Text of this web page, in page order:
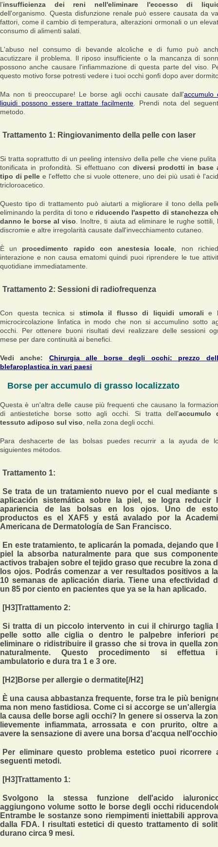
l'insufficienza dei reni nell'eliminare l'eccesso di
dell'organismo. Questa disfunzione renale può essere causata da
fattori, come il cambio di temperatura, alterazioni ormonali o un
consumo di alimenti salati.
L'abuso nel consumo di bevande alcoliche e di fumo può
acutizzare il problema. Il riposo insufficiente o la mancanza di
possono anche causare l'infiammazione di questa parte del viso.
questo motivo forse potresti vedere i tuoi occhi gonfi dopo aver
Ma non ti preoccupare! Le borse agli occhi causate dall'accumulo
liquidi possono essere trattate facilmente . Prendi nota del
metodo.
Trattamento 1: Ringiovanimento della pelle con laser
Si tratta soprattutto di un peeling intensivo della pelle che viene pulita
tonificata in profondità. Si effettuano con diversi prodotti in base
tipo di pelle e l'effetto che si vuole ottenere, uno dei più usati è
tricloroacetico.
Questo tipo di trattamento può aiutarti a migliorare il tono della
eliminando la perdita di tono e riducendo l'aspetto di stanchezza
danno le borse al viso . Inoltre, ti aiuta ad eliminare le rughe sottili,
discromie e altre irregolarità causate dall'invecchiamento cutaneo.
È un procedimento rapido con anestesia locale , non
interazione e non causa ematomi quindi puoi riprendere le tue
quotidiane immediatamente.
Trattamento 2: Sessioni di radiofrequenza
Con questa tecnica si stimola il flusso di liquidi umoralie
microcircolazione linfatica in modo che non si accumulino sotto
occhi. Per ottenere buoni risultati devi realizzare delle sessioni
mese per dare continuità ai benefici.
Vedi anche: Chirurgia alle borse degli occhi: prezzo
blefaroplastica in vari paesi
Borse per accumulo di grasso localizzato
Questa è un'altra delle cause più frequenti che causano la
di antiestetiche borse sotto agli occhi. Si tratta dell'accumulo
tessuto adiposo sul viso , nella zona degli occhi.
Para deshacerte de las bolsas puedes recurrir a la ayuda de
siguientes métodos.
Trattamento 1:
Se trata de un tratamiento nuevo por el cual mediante
aplicación sistemática sobre la piel, se logra reducir
apariencia de las bolsas en los ojos. Uno de
productos es el XAF5 y está avalado por la
Americana de Dermatología de San Francisco.
En este tratamiento, te aplicarán la pomada, dejando que
piel la absorba naturalmente para que sus
activos trabajen sobre el tejido graso que recubre la zona
los ojos. Podrás comenzar a ver resultados positivos a
10 semanas de aplicación diaria. Tiene una efectividad
un 85 por ciento en pacientes que ya se la han aplicado.
[H3]Trattamento 2:
Si tratta di un piccolo intervento in cui il chirurgo taglia
pelle sotto alle ciglia o dentro le palpebre inferiori
eliminare o ridistribuire il grasso che si trova in quella
naturalmente. Questo procedimento si effettua
ambulatorio e dura tra 1 e 3 ore.
[H2]Borse per allergie o dermatite[/H2]
È una causa abbastanza frequente, forse tra le più
ma non meno fastidiosa. Come ci si accorge se un'allergia
la causa delle borse agli occhi? In genere si osserva la
lievemente infiammata, arrossata e con prurito, oltre
avere la sensazione di avere una borsa d'acqua
Per eliminare questo problema estetico puoi ricorrere
seguenti metodi.
[H3]Trattamento 1:
Svolgono la stessa funzione dell'acido
aggiungono volume sotto le borse degli occhi
Entrambe le sostanze sono riempimenti iniettabili
dalla FDA. I risultati estetici di questo trattamento di
durano circa 9 mesi.